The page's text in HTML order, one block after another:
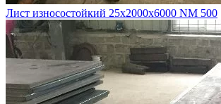
Лист износостойкий 25х2000х6000 NM 500